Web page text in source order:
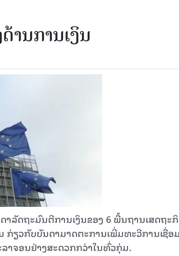
ານ​ການ​ເງິນ
ລັດ​ຖະ​ມົນ​ຕີ​ການ​ເງິນ​ຂອງ 6 ພື້ນ​ຖານ​ເສດ​ຖະ​
ກ່ຽວ​ກັບ​ບັນ​ດາ​ມາດ​ຕະ​ການ​ເພີ່ມ​ທະ​ວີ​ການ​ເຊື່ອມ​
າ​ຈອນ​ຢ່າງ​ສະ​ດວກກວ່າ​ໃນ​ທົ່ວ​ກຸ່ມ.